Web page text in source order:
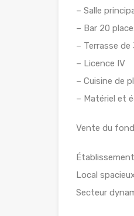
– Salle
– Bar 20
– Terrasse
– Licence IV
– Cuisine de
– Matériel et
Vente du
Local
Secteur